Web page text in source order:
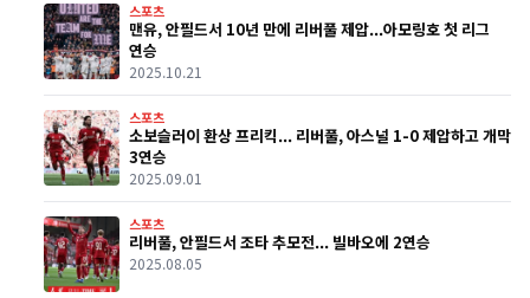
스포츠
맨유, 안필드서 10년 만에 리버풀 제압...아모링호 첫 리그
연승
2025.10.21
스포츠
소보슬러이 환상 프리킥... 리버풀, 아스널 1-0 제압하고 개막
3연승
2025.09.01
스포츠
리버풀, 안필드서 조타 추모전... 빌바오에 2연승
2025.08.05